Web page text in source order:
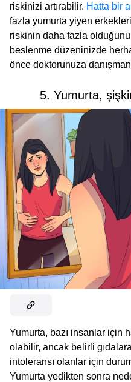
riskinizi artırabilir. Hatta bir
fazla yumurta yiyen
riskinin daha fazla
beslenme düzeninizde
önce doktorunuza
5. Yumurta,
Yumurta, bazı insanlar için
olabilir, ancak belirli
intoleransı olanlar için
Yumurta yedikten sonra